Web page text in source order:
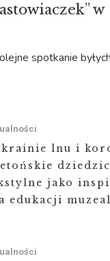
w
spotkanie
krainie lnu i
jako
edukacji